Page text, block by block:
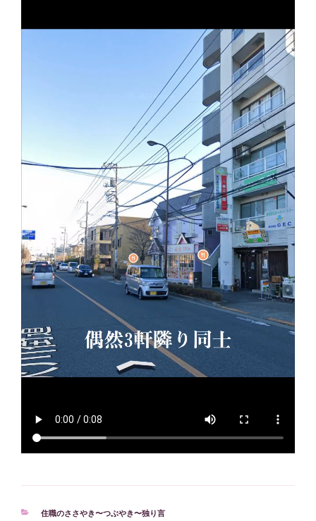
カ
住職のささやき〜つぶやき〜独り言